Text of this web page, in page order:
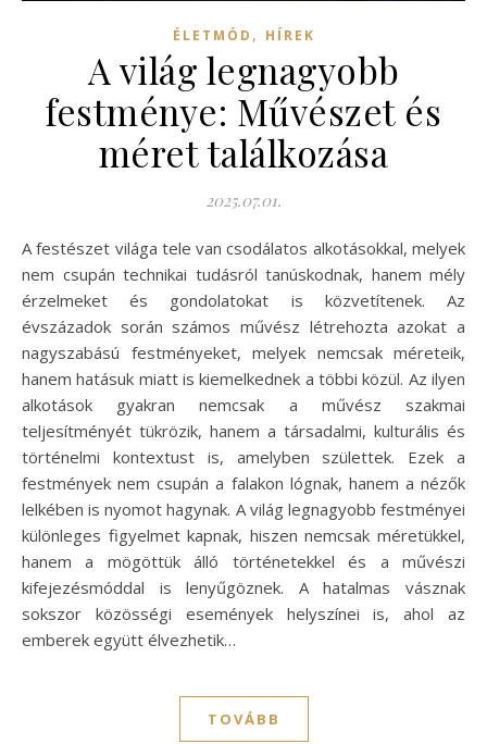
ÉLETMÓD , HÍREK
A világ legnagyobb
festménye: Művészet és
méret találkozása
2025.07.01.
A festészet világa tele van csodálatos alkotásokkal, melyek
nem csupán technikai tudásról tanúskodnak, hanem mély
érzelmeket és gondolatokat is közvetítenek. Az
évszázadok során számos művész létrehozta azokat a
nagyszabású festményeket, melyek nemcsak méreteik,
hanem hatásuk miatt is kiemelkednek a többi közül. Az ilyen
alkotások gyakran nemcsak a művész szakmai
teljesítményét tükrözik, hanem a társadalmi, kulturális és
történelmi kontextust is, amelyben születtek. Ezek a
festmények nem csupán a falakon lógnak, hanem a nézők
lelkében is nyomot hagynak. A világ legnagyobb festményei
különleges figyelmet kapnak, hiszen nemcsak méretükkel,
hanem a mögöttük álló történetekkel és a művészi
kifejezésmóddal is lenyűgöznek. A hatalmas vásznak
sokszor közösségi események helyszínei is, ahol az
emberek együtt élvezhetik…
TOVÁBB